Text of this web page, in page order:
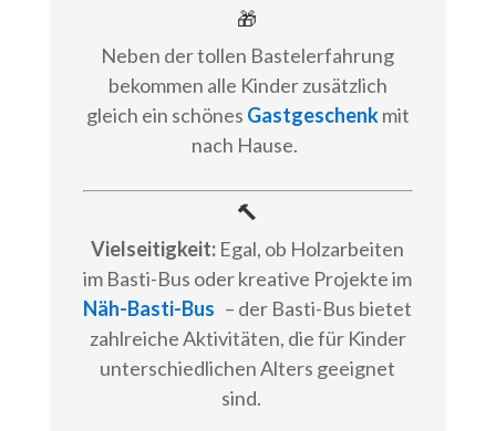
🎁
Neben der tollen Bastelerfahrung
bekommen alle Kinder zusätzlich
gleich ein schönes Gastgeschenkmit
nach Hause.
🔨
Vielseitigkeit: Egal, ob Holzarbeiten
im Basti-Bus oder kreative Projekte im
Näh-Basti-Bus – der Basti-Bus bietet
zahlreiche Aktivitäten, die für Kinder
unterschiedlichen Alters geeignet
sind.